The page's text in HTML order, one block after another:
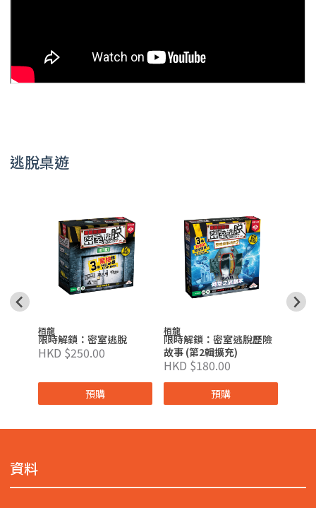
逃脫桌遊
栢龍
限時解鎖：密室逃脫
HKD $250.00
預購
栢龍
限時解鎖：密室逃脫歷險
故事 (第2輯擴充)
HKD $180.00
預購
資料